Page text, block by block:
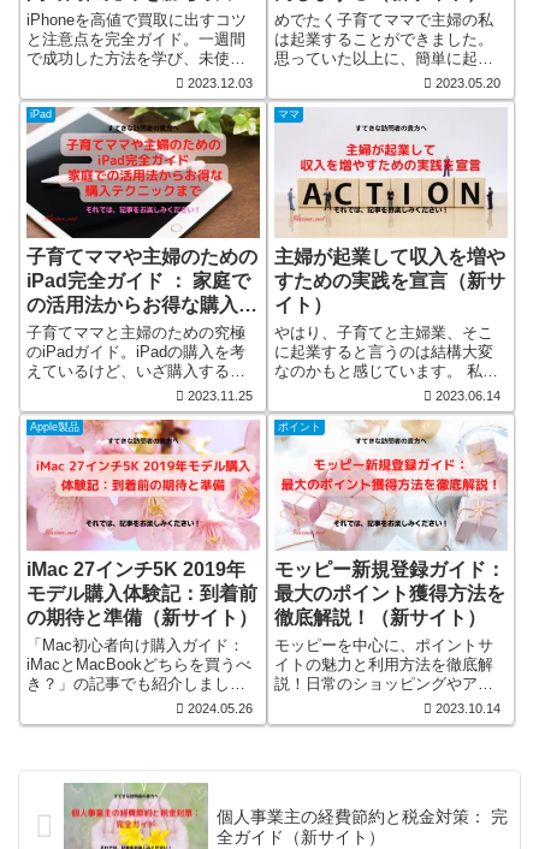
方法（新サイト）
iPhoneを高値で買取に出すコツ
と注意点を完全ガイド。一週間
で成功した方法を学び、未使用
のiPhoneを有効活用しましょ
う。
2023.12.03
めでたく子育てママで主婦の私
は起業することができました。
思っていた以上に、簡単に起業
することができたので正直ビッ
クリしています。 私と一緒に贅
沢ができる生活を満喫できるよ
うに頑張っていきましょう。 専
業主婦だった私も出来るんで
す！ 必ず貴方にもできます。 全
２回にてお届けしたいと考えて
います。
2023.05.20
iPad
子育てママや主婦のための
iPad完全ガイド ： 家庭で
の活用法からお得な購入テ
クニックまで（新サイト）
子育てママと主婦のための究極
のiPadガイド。iPadの購入を考
えているけど、いざ購入すると
なると、やっぱい少し高いか
も？と思っていませんか。 安く
お得に買う方法があるんです。
出来るだけお得に購入できる方
法をご紹介します。家庭での学
習支援からレシピ検索、リラッ
クスタイムの活用法まで、iPad
を最大限に活かす方法をご紹
介。さらに、ポイントサイトを
利用したお得な購入テクニック
も大公開！
2023.11.25
ママ
主婦が起業して収入を増や
すための実践を宣言（新サ
イト）
やはり、子育てと主婦業、そこ
に起業すると言うのは結構大変
なのかもと感じています。 私が
経験したことや学んだことを惜
しみなく情報としてアップして
いきたいと思います。 今回から
は、いよいよ具体的な実践に入
っていきたいと思います。 そろ
そろ具体的に「アクション
（action）」をおこしましょう
2023.06.14
Apple製品
iMac 27インチ5K 2019年
モデル購入体験記：到着前
の期待と準備（新サイト）
「Mac初心者向け購入ガイド：
iMacとMacBookどちらを買うべ
き？」の記事でも紹介しました
が、私の物欲が抑えきれずに結
局はMac購入してしまいまし
準備を語るこの記事で、新しい
iMacの魅力とセットアップ計画
について詳しく解説します。購
入過程とその特徴も紹介。
2024.05.26
ポイント
モッピー新規登録ガイド：
最大のポイント獲得方法を
徹底解説！（新サイト）
モッピーを中心に、ポイントサ
イトの魅力と利用方法を徹底解
説！日常のショッピングやアン
ケートでポイントを貯め、お得
に生活を楽しむコツを紹介しま
2023.10.14
個人事業主の経費節約と税金対策： 完
全ガイド（新サイト）